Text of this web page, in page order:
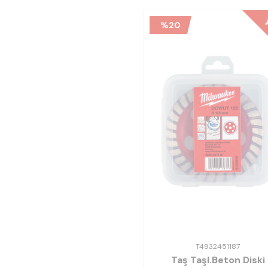
%20
T4932451187
Taş Taşl.Beton Diski